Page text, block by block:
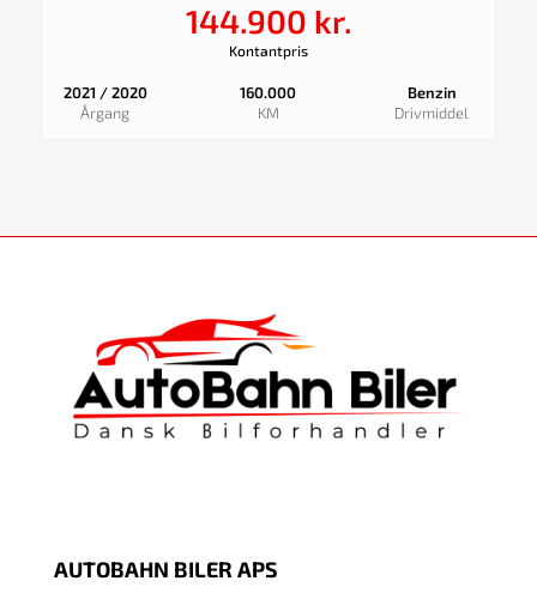
144.900 kr.
Kontantpris
2021 / 2020
Årgang
160.000
KM
Benzin
Drivmiddel
AUTOBAHN BILER APS